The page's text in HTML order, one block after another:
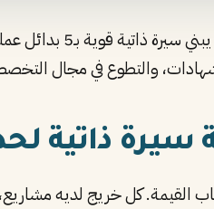
مجال التخصص. هذه الـ5 تملأ الصفحة بمحتوى مقنع رغم
سيرة ذاتية
القيمة. كل خريج لديه